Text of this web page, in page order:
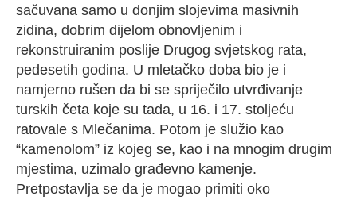
sačuvana samo u donjim slojevima masivnih
zidina, dobrim dijelom obnovljenim i
rekonstruiranim poslije Drugog svjetskog rata,
pedesetih godina. U mletačko doba bio je i
namjerno rušen da bi se spriječilo utvrđivanje
turskih četa koje su tada, u 16. i 17. stoljeću
ratovale s Mlečanima. Potom je služio kao
“kamenolom” iz kojeg se, kao i na mnogim drugim
mjestima, uzimalo građevno kamenje.
Pretpostavlja se da je mogao primiti oko